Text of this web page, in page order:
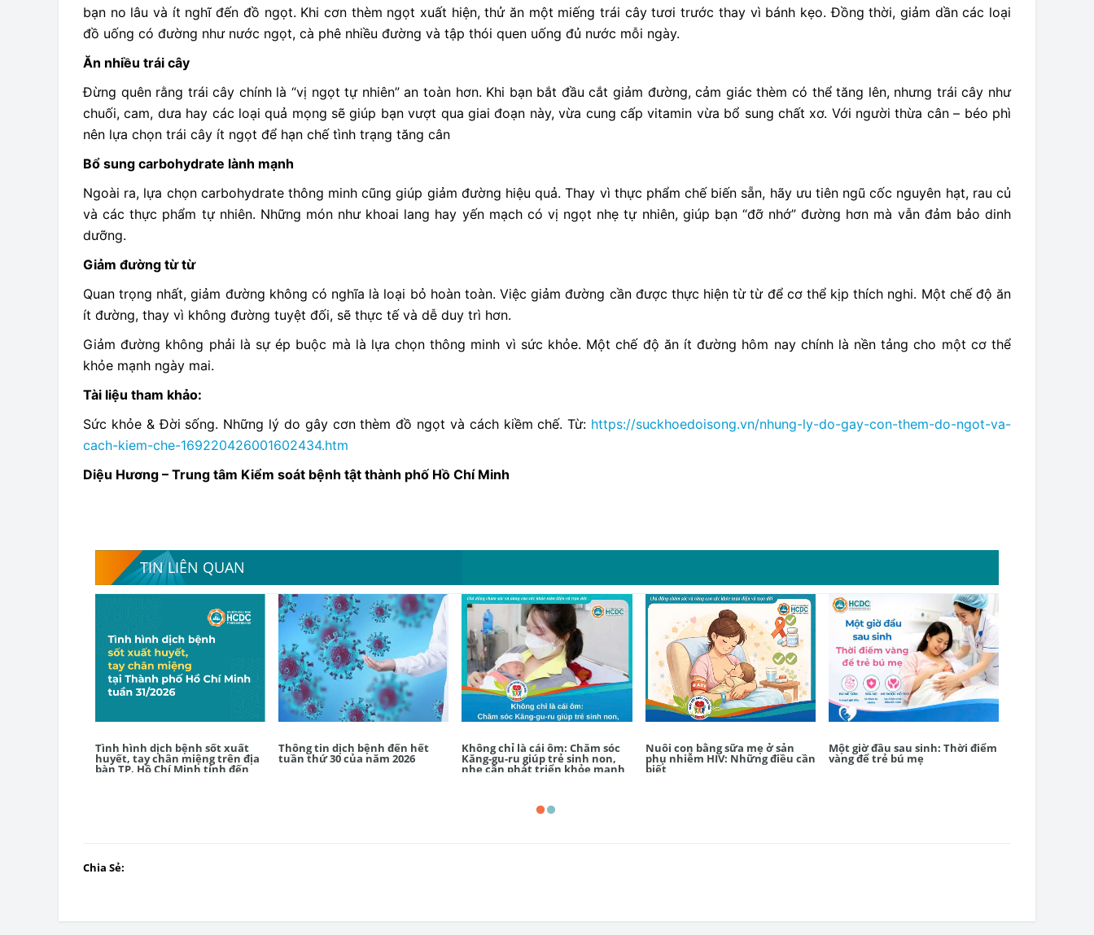
bạn no lâu và ít nghĩ đến đồ ngọt. Khi cơn thèm ngọt xuất hiện, thử ăn một miếng trái cây tươi trước thay vì bánh kẹo. Đồng thời, giảm dần các loại
đồ uống có đường như nước ngọt, cà phê nhiều đường và tập thói quen uống đủ nước mỗi ngày.
Ăn nhiều trái cây
Đừng quên rằng trái cây chính là “vị ngọt tự nhiên” an toàn hơn. Khi bạn bắt đầu cắt giảm đường, cảm giác thèm có thể tăng lên, nhưng trái cây như
chuối, cam, dưa hay các loại quả mọng sẽ giúp bạn vượt qua giai đoạn này, vừa cung cấp vitamin vừa bổ sung chất xơ. Với người thừa cân – béo phì
nên lựa chọn trái cây ít ngọt để hạn chế tình trạng tăng cân
Bổ sung carbohydrate lành mạnh
Ngoài ra, lựa chọn carbohydrate thông minh cũng giúp giảm đường hiệu quả. Thay vì thực phẩm chế biến sẵn, hãy ưu tiên ngũ cốc nguyên hạt, rau củ
và các thực phẩm tự nhiên. Những món như khoai lang hay yến mạch có vị ngọt nhẹ tự nhiên, giúp bạn “đỡ nhớ” đường hơn mà vẫn đảm bảo dinh
dưỡng.
Giảm đường từ từ
Quan trọng nhất, giảm đường không có nghĩa là loại bỏ hoàn toàn. Việc giảm đường cần được thực hiện từ từ để cơ thể kịp thích nghi. Một chế độ ăn
ít đường, thay vì không đường tuyệt đối, sẽ thực tế và dễ duy trì hơn.
Giảm đường không phải là sự ép buộc mà là lựa chọn thông minh vì sức khỏe. Một chế độ ăn ít đường hôm nay chính là nền tảng cho một cơ thể
khỏe mạnh ngày mai.
Tài liệu tham khảo:
Sức khỏe & Đời sống. Những lý do gây cơn thèm đồ ngọt và cách kiềm chế. Từ: https://suckhoedoisong.vn/nhung-ly-do-gay-con-them-do-ngot-va-
cach-kiem-che-169220426001602434.htm
Diệu Hương – Trung tâm Kiểm soát bệnh tật thành phố Hồ Chí Minh
TIN LIÊN QUAN
Tình hình dịch bệnh sốt xuất
huyết, tay chân miệng trên địa
bàn TP. Hồ Chí Minh tính đến
Thông tin dịch bệnh đến hết
tuần thứ 30 của năm 2026
Không chỉ là cái ôm: Chăm sóc
Kăng-gu-ru giúp trẻ sinh non,
nhẹ cân phát triển khỏe mạnh
Nuôi con bằng sữa mẹ ở sản
phụ nhiễm HIV: Những điều cần
biết
Một giờ đầu sau sinh: Thời điểm
vàng để trẻ bú mẹ
Chia Sẻ: